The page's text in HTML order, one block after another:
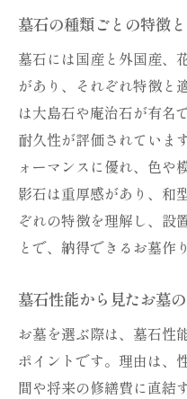
墓石性能を生か
点
石のランク別に見
お墓選びで知
類
墓石種類ラン
選び
お墓の石材ラン
墓石種類別で見
ット
お墓のランク
点
墓石の種類ごとの特徴
墓石には国産と外国産、
があり、それぞれ特徴と
は大島石や庵治石が有名
耐久性が評価されていま
ォーマンスに優れ、色や
影石は重厚感があり、和
ぞれの特徴を理解し、設
とで、納得できるお墓作
墓石性能から見たお墓
お墓を選ぶ際は、墓石性
ポイントです。理由は、
間や将来の修繕費に直結